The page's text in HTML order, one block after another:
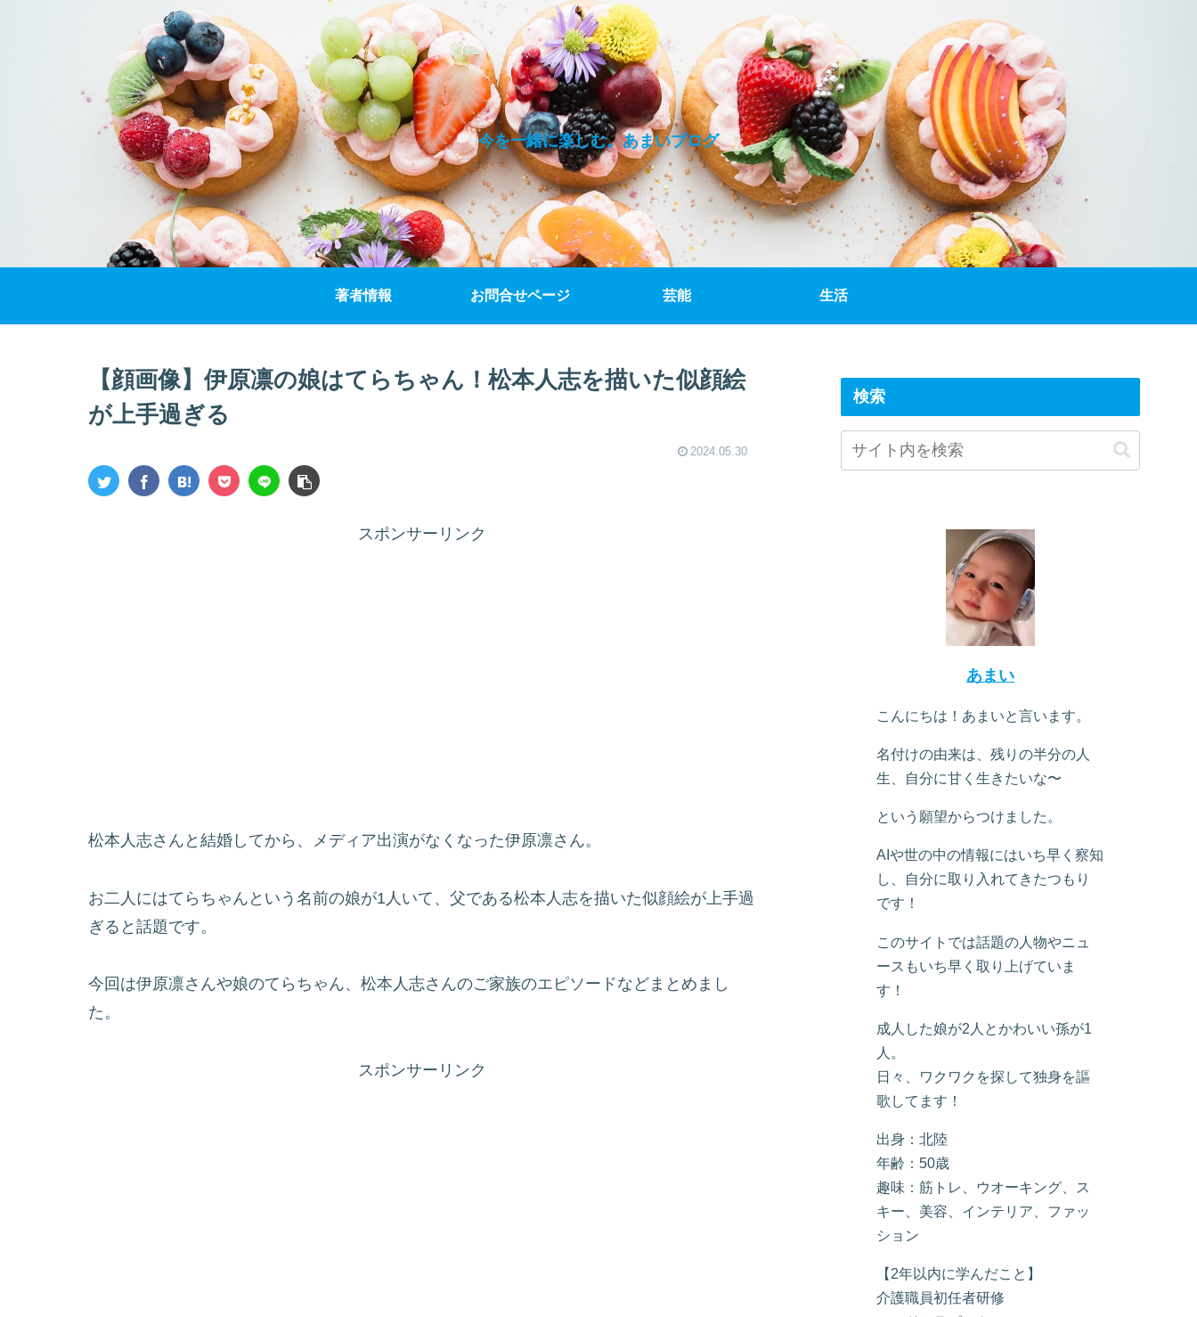
今を一緒に楽しむ。あまいブログ
著者情報 お問合せページ 芸能 生活
【顔画像】伊原凛の娘はてらちゃん！松本人志を描いた似顔絵
が上手過ぎる
2024.05.30
スポンサーリンク
松本人志さんと結婚してから、メディア出演がなくなった伊原凛さん。
お二人にはてらちゃんという名前の娘が1人いて、父である松本人志を描いた似顔絵が上手過
ぎると話題です。
今回は伊原凛さんや娘のてらちゃん、松本人志さんのご家族のエピソードなどまとめまし
た。
スポンサーリンク
検索
あまい
こんにちは！あまいと言います。
名付けの由来は、残りの半分の人
生、自分に甘く生きたいな〜
という願望からつけました。
AIや世の中の情報にはいち早く察知
し、自分に取り入れてきたつもり
です！
このサイトでは話題の人物やニュ
ースもいち早く取り上げていま
す！
成人した娘が2人とかわいい孫が1
人。
日々、ワクワクを探して独身を謳
歌してます！
出身：北陸
年齢：50歳
趣味：筋トレ、ウオーキング、ス
キー、美容、インテリア、ファッ
ション
【2年以内に学んだこと】
介護職員初任者研修